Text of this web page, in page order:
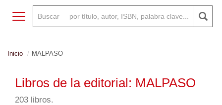
Toggle navigation
Inicio MALPASO
Libros de la editorial: MALPASO
203 libros.